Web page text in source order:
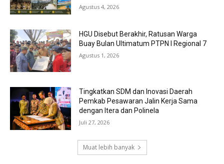
Agustus 4, 2026
HGU Disebut Berakhir, Ratusan Warga
Buay Bulan Ultimatum PTPN I Regional 7
Agustus 1, 2026
Tingkatkan SDM dan Inovasi Daerah
Pemkab Pesawaran Jalin Kerja Sama
dengan Itera dan Polinela
Juli 27, 2026
Muat lebih banyak